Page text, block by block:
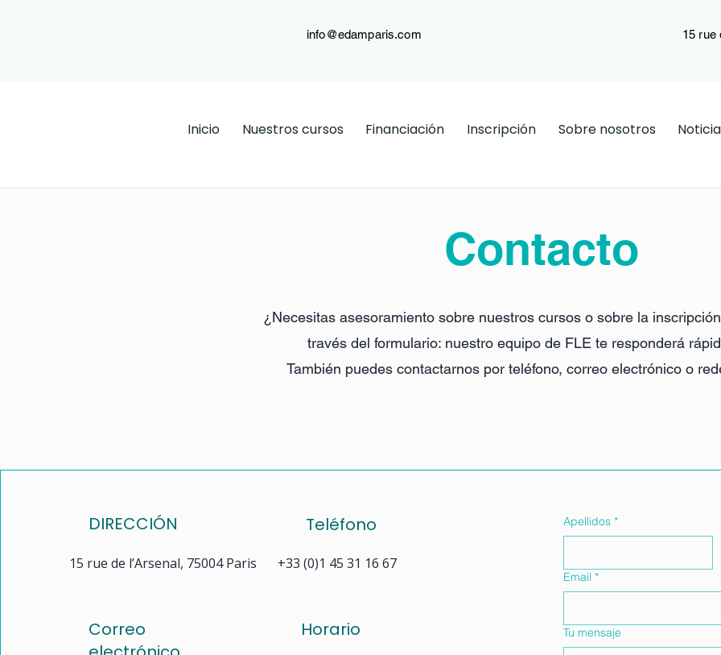
Inicio Nuestros cursos Financiación Inscripción Sobre nosotros
info@edamparis.com 15 rue
Contacto
¿Necesitas asesoramiento sobre nuestros cursos o sobre la
través del formulario: nuestro equipo de FLE te responderá
También puedes contactarnos por teléfono, correo electrónico o
DIRECCIÓN
15 rue de l’Arsenal, 75004 Paris
Correo
Teléfono
+33 (0)1 45 31 16 67
Horario
Apellidos *
Email *
Tu mensaje